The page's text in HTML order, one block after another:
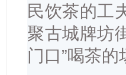
民饮茶的工
聚古城牌坊
门口”喝茶